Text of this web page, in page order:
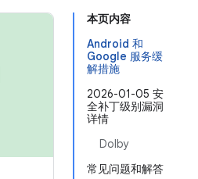
本页内容
Android 和
Google 服务缓
解措施
2026-01-05 安
全补丁级别漏洞
详情
Dolby
常见问题和解答